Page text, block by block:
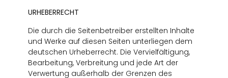
URHEBERRECHT
Die durch die Seitenbetreiber erstellten Inhalte
und Werke auf diesen Seiten unterliegen dem
deutschen Urheberrecht. Die Vervielfältigung,
Bearbeitung, Verbreitung und jede Art der
Verwertung außerhalb der Grenzen des